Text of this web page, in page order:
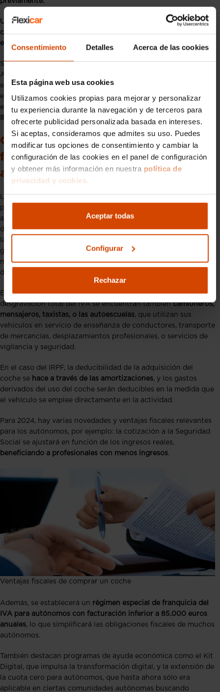
Consentimiento Detalles Acerca de las cookies
Esta página web usa cookies
Utilizamos cookies propias para mejorar y personalizar
tu experiencia durante la navegación y de terceros para
ofrecerte publicidad personalizada basada en intereses.
Si aceptas, consideramos que admites su uso. Puedes
modificar tus opciones de consentimiento y cambiar la
configuración de las cookies en el panel de configuración
y obtener más información en nuestra política de
privacidad y cookies.
Aceptar todas
Configurar
Rechazar
Un autónomo sólo podrá deducirse el IVA por la compra de un
coche de segunda mano si el mismo se vendió al concesionario
en el que se realiza la compra con el IVA incluido.
Si el autónomo está registrado como Agente Comercial en la
Agencia Tributaria, se podrá desgravar el IVA si el vehículo
entra dentro del Régimen General del IVA, es decir, cuando no
está dentro de REBU (Régimen Especial de Bienes Usados). Sin
embargo,si el coche se acoge a REBU, solo será deducible el
IRPF.
Quién se beneficia de las ventajas
fiscales de comprar un coche como
autónomo
Los autónomos, desde fontaneros hasta repartidores y
profesionales que necesiten desplazarse por motivo de su
actividad, pueden desgravar la compra del coche,
demostrando que es necesario para su trabajo, lo cualincluye
la
gastos procedentes de su uso, como el combustible, peajes y
mantenimiento, siempre y cuando el vehículo esté vinculado
de modo exclusivo a la actividad profesional​​.
Entre los colectivos que pueden beneficiarse de la
desgravación total del IVA se encuentran tambiéncamioneros,
mensajeros, taxistas, o las autoescuelas, que utilizan sus
vehículos en servicio de enseñanza de conductores, transporte
de mercancías, desplazamientos profesionales, o servicios de
vigilancia y seguridad​​.
En el caso del IRPF, la deducibilidad de la adquisición del
coche se hace a través de las amortizaciones, y los gastos
derivados del uso del coche serán deducibles en la medida que
el vehículo se emplee directamente en la actividad​​.
Para 2024, hay varias novedades y ventajas fiscales relevantes
para los autónomos, por ejemplo: la cotización a la Seguridad
Social se ajustará en función de los ingresos reales,
beneficiando a profesionales con menos ingresos.
Ventajas fiscales de comprar un coche
Además, se establecerá un régimen especial de franquicia del
IVA para autónomos con facturación inferior a 85.000 euros
anuales, lo que simplificará las obligaciones fiscales de muchos
autónomos​​.
También destacan programas de ayuda económica como el Kit
Digital, que impulsa la transformación digital, y la extensión de
la cuota cero para autónomos, que hasta ahora sólo era
aplicable en ciertas comunidades autónomas buscando